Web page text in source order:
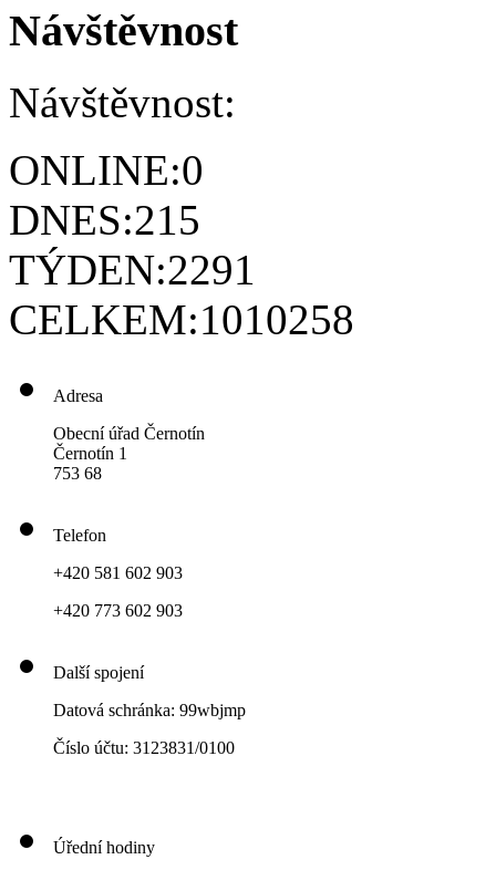
Návštěvnost
Návštěvnost:
ONLINE:0
DNES:215
TÝDEN:2291
CELKEM:1010258
Adresa
Obecní úřad Černotín
Černotín 1
753 68
Telefon
+420 581 602 903
+420 773 602 903
Další spojení
Datová schránka: 99wbjmp
Číslo účtu: 3123831/0100
Úřední hodiny